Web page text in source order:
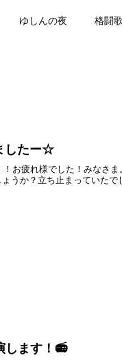
ゆしんの夜 格闘歌
したー☆
お疲れ様でした！みなさ
うか？立ち止まっていた
します！📻